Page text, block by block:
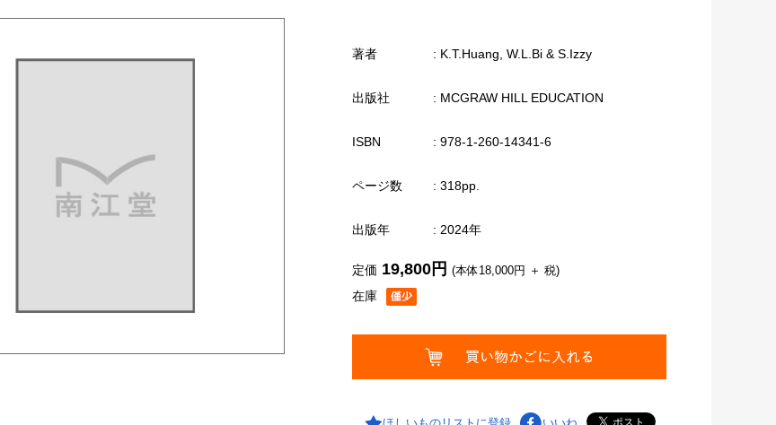
著者 : K.T.Huang, W.L.Bi & S.Izzy
出版社 : MCGRAW HILL EDUCATION
ISBN : 978-1-260-14341-6
ページ数 : 318pp.
出版年 : 2024年
在庫
定価 19,800円 (本体18,000円 ＋ 税)